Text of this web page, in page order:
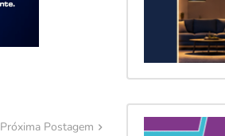
Próxima Postagem